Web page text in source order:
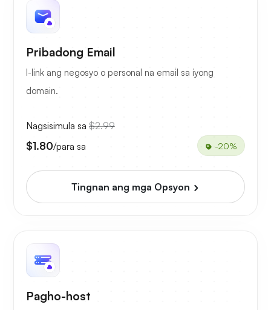
Pribadong Email
I-link ang negosyo o personal na email sa iyong
domain.
Nagsisimula sa $2.99
$1.80/para sa -20%
Tingnan ang mga Opsyon
Pagho-host